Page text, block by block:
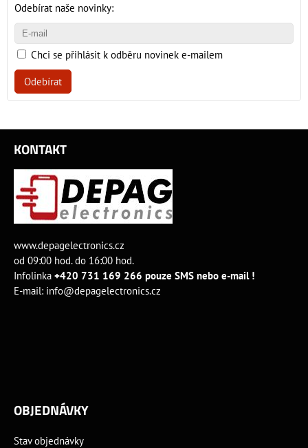
Odebírat naše novinky:
Chci se přihlásit k odběru novinek e-mailem
Odebírat
KONTAKT
www.depagelectronics.cz
od 09:00 hod. do 16:00 hod.
Infolinka +420 731 169 266 pouze SMS nebo e-mail !
E-mail: info@depagelectronics.cz
OBJEDNÁVKY
Stav objednávky